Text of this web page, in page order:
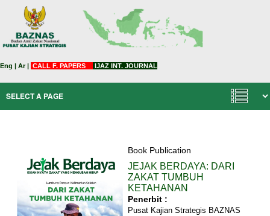
Eng | Ar| CALL F. PAPERS IJAZ INT. JOURNAL
Book Publication
JEJAK BERDAYA: DARI
ZAKAT TUMBUH
KETAHANAN
Penerbit :
Pusat Kajian Strategis BAZNAS